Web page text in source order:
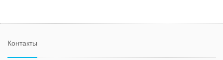
Контакты